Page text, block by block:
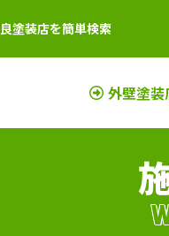
塗装店を簡単検索
外壁塗装
塗装店
塗装店